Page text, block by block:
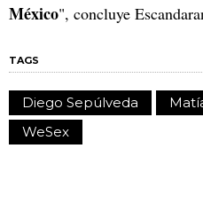
México", concluye
TAGS
Diego Sepúlveda
WeSex